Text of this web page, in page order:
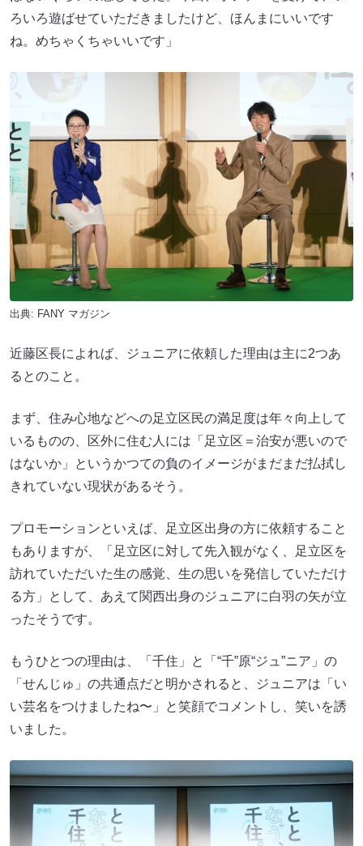
ろいろ遊ばせていただきましたけど、ほんまにいいです
ね。めちゃくちゃいいです」
出典: FANY マガジン
近藤区長によれば、ジュニアに依頼した理由は主に2つあ
るとのこと。
まず、住み心地などへの足立区民の満足度は年々向上して
いるものの、区外に住む人には「足立区＝治安が悪いので
はないか」というかつての負のイメージがまだまだ払拭し
きれていない現状があるそう。
プロモーションといえば、足立区出身の方に依頼すること
もありますが、「足立区に対して先入観がなく、足立区を
訪れていただいた生の感覚、生の思いを発信していただけ
る方」として、あえて関西出身のジュニアに白羽の矢が立
ったそうです。
もうひとつの理由は、「千住」と「“千”原“ジュ”ニア」の
「せんじゅ」の共通点だと明かされると、ジュニアは「い
い芸名をつけましたね〜」と笑顔でコメントし、笑いを誘
いました。